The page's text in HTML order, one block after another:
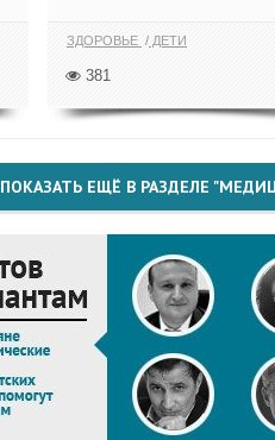
ЗДОРОВЬЕ ДЕТИ
381
ПОКАЗАТЬ ЕЩЁ В РАЗДЕЛЕ